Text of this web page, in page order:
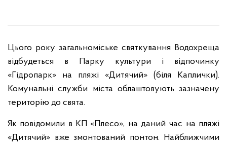
Цього року загальноміське святкування Водохреща
відбудеться в Парку культури і відпочинку
«Гідропарк» на пляжі «Дитячий» (біля Каплички).
Комунальні служби міста облаштовують зазначену
територію до свята.
Як повідомили в КП «Плесо», на даний час на пляжі
«Дитячий» вже змонтований понтон. Найближчими